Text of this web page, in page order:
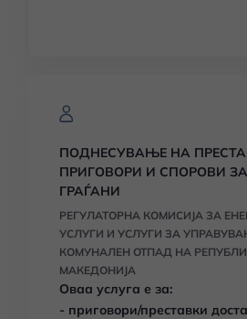
ПОДНЕСУВАЊЕ НА
ПРИГОВОРИ И СПОРОВИ ЗА
ГРАЃАНИ
РЕГУЛАТОРНА КОМИСИЈА ЗА
УСЛУГИ И УСЛУГИ ЗА
КОМУНАЛЕН ОТПАД НА
МАКЕДОНИЈА
Оваа услуга е за:
- приговори/преставки